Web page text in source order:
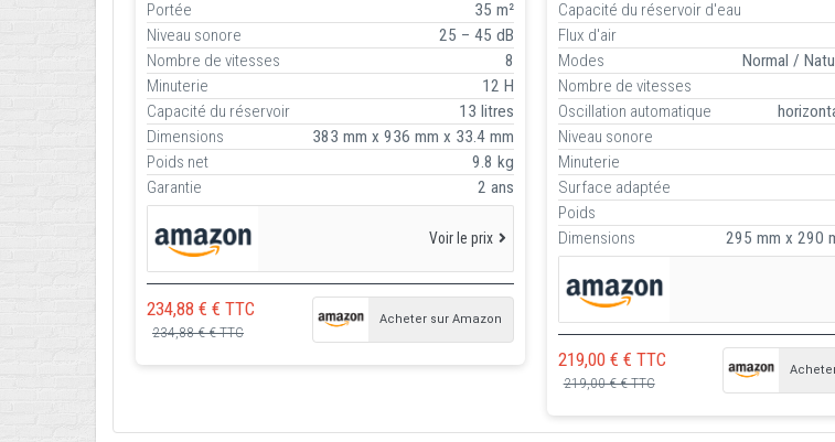
Portée
35 m²
Niveau sonore
25 – 45 dB
Nombre de vitesses
8
Minuterie
12 H
Capacité du réservoir
13 litres
Dimensions
383 mm x 936 mm x 33.4 mm
Poids net
9.8 kg
Garantie
2 ans
Voir le prix
234,88 € € TTC
234,88 € € TTC
Acheter sur Amazon
Capacité du réservoir d'eau
Flux d'air
Modes
Normal /
Nombre de vitesses
Oscillation automatique
Niveau sonore
Minuterie
Surface adaptée
Poids
Dimensions
295 mm x 290
219,00 € € TTC
219,00 € € TTC